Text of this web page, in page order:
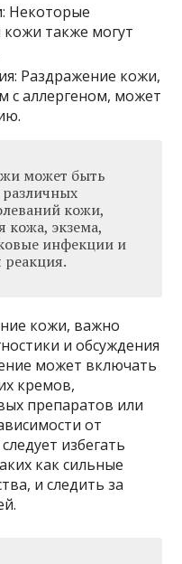
Некоторые
также могут
Раздражение кожи,
с аллергеном, может
может быть
кожи,
кожа, экзема,
инфекции и
реакция.
кожи, важно
и обсуждения
может включать
кремов,
препаратов или
от
избегать
как сильные
и следить за